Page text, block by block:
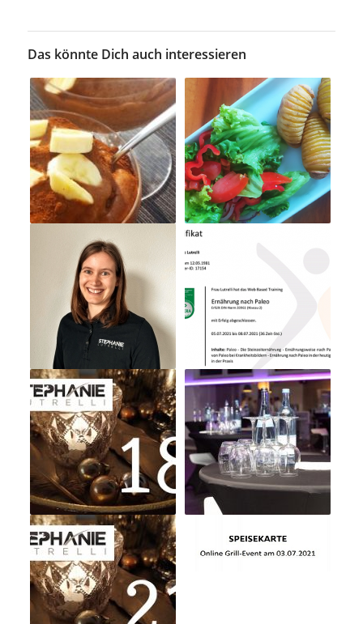
Das könnte Dich auch interessieren